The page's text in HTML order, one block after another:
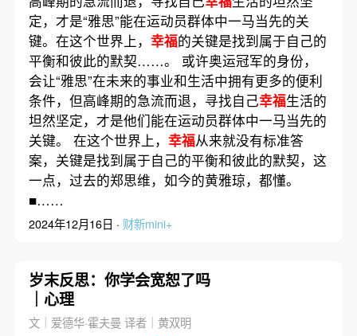
定，才是“雅思”能在运动员群体中一马当先的关
键。在这个世界上， 幸福的关键是找到属于自己的
平衡和彼此的默契……。 或许奥运冠军的身份，
会让“雅思”在未来的事业和生活中拥有更多的便利
条件，但高峰期的急流而退，寻找自己幸福生活的
坦然坚定，才是他们能在运动员群体中一马当先的
关键。 在这个世界上， 幸福从来就没有标准答
案，关键是找到属于自己的平衡和彼此的默契，这
一点，过去的郑思维，如今的黄雅琼，都懂。
■……
2024年12月16日 · 财新mini+
岁末反思：你学会宽恕了吗
｜心理
文｜爱德华·霍夫曼 译者｜黄双明